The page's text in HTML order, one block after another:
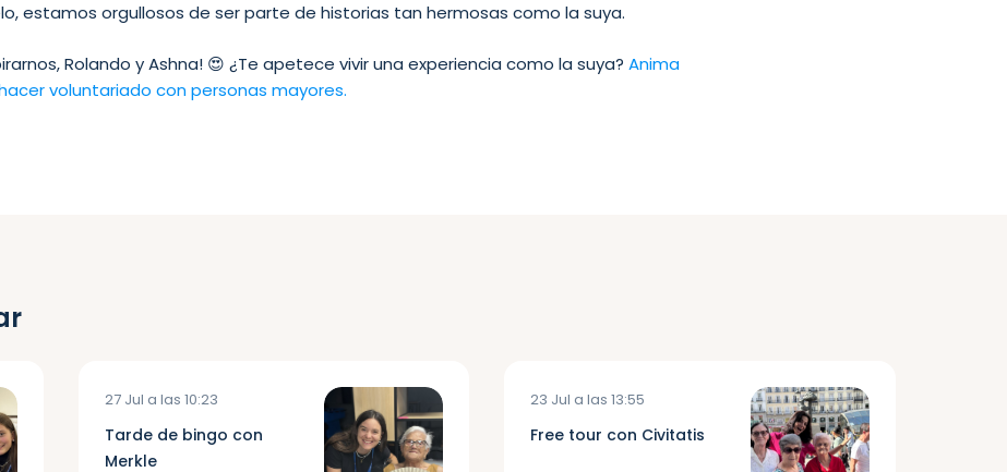
estamos orgullosos de ser parte de historias tan hermosas como la suya.
Rolando y Ashna! 😍 ¿Te apetece vivir una experiencia como la suya?Anima
voluntariado con personas mayores.
27 Jul a las 10:23
Tarde de bingo con
Merkle
23 Jul a las 13:55
Free tour con Civitatis